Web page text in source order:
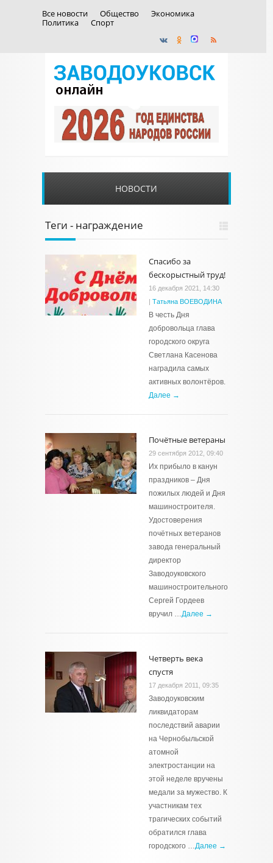
Все новости Общество
Экономика
Политика
Спорт
НОВОСТИ
Теги - награждение
Спасибо за
бескорыстный труд!
16 декабря 2021, 14:30
| Татьяна ВОЕВОДИНА
В честь Дня
добровольца глава
городского округа
Светлана Касенова
наградила самых
активных волонтёров.
Далее →
Почётные ветераны
29 сентября 2012, 09:40
Их прибыло в канун
праздников – Дня
пожилых людей и Дня
машиностроителя.
Удостоверения
почётных ветеранов
завода генеральный
директор
Заводоуковского
машиностроительного
Сергей Гордеев
вручил …Далее →
Четверть века
спустя
17 декабря 2011, 09:35
Заводоуковским
ликвидаторам
последствий аварии
на Чернобыльской
атомной
электростанции на
этой неделе вручены
медали за мужество. К
участникам тех
трагических событий
обратился глава
городского …Далее →